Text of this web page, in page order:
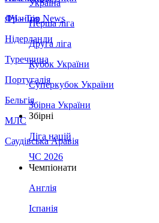
Франція
Нідерланди
Туреччина
Португалія
Бельгія
МЛС
Саудівська Аравія
ЛЧ - Top News
Україна
Перша ліга
Друга ліга
Кубок України
Суперкубок України
Збірна України
Збірні
Ліга націй
ЧС 2026
Чемпіонати
Англія
Іспанія